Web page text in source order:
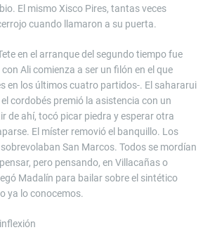
El mismo Xisco Pires, tantas veces
cuando llamaron a su puerta.
en el arranque del segundo tiempo fue
Ali comienza a ser un filón en el que
en los últimos cuatro partidos-. El sahararui
cordobés premió la asistencia con un
de ahí, tocó picar piedra y esperar otra
El míster removió el banquillo. Los
San Marcos. Todos se mordían
pero pensando, en Villacañas o
Madalín para bailar sobre el sintético
ya lo conocemos.